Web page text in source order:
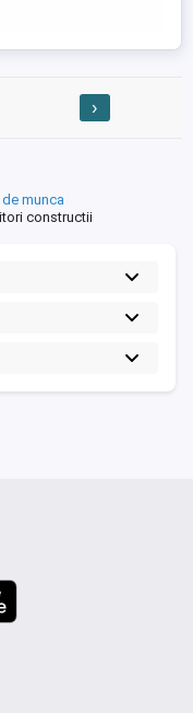
›
munca
constructii